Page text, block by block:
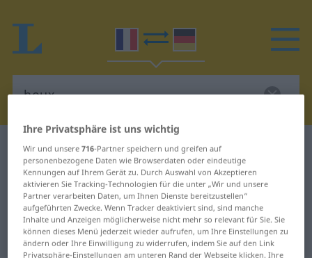
Französisch-Deutsch Wörterbuch houx
Französisch-Deutsch Übersetzung
für "houx"
"houx" Deutsch Übersetzung
Ihre Privatsphäre ist uns wichtig
Wir und unsere716-Partner speichern und greifen auf
personenbezogene Daten wie Browserdaten oder eindeutige
Kennungen auf Ihrem Gerät zu. Durch Auswahl von Akzeptieren
aktivieren Sie Tracking-Technologien für die unter „Wir und unsere
Partner verarbeiten Daten, um Ihnen Dienste bereitzustellen“
aufgeführten Zwecke. Wenn Tracker deaktiviert sind, sind manche
Inhalte und Anzeigen möglicherweise nicht mehr so relevant für Sie. Sie
können dieses Menü jederzeit wieder aufrufen, um Ihre Einstellungen zu
ändern oder Ihre Einwilligung zu widerrufen, indem Sie auf den Link
Privatsphäre-Einstellungen am unteren Rand der Webseite klicken. Ihre